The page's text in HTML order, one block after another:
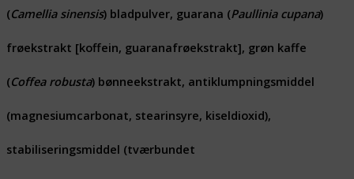
(Camellia sinensis) bladpulver, guarana (Paullinia cupana)
frøekstrakt [koffein, guaranafrøekstrakt], grøn kaffe
(Coffea robusta) bønneekstrakt, antiklumpningsmiddel
(magnesiumcarbonat, stearinsyre, kiseldioxid),
stabiliseringsmiddel (tværbundet